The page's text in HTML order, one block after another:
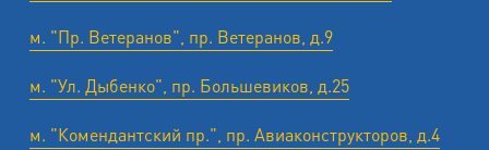
м. "Пр. Ветеранов", пр. Ветеранов, д.9
м. "Ул. Дыбенко", пр. Большевиков, д.25
м. "Комендантский пр.", пр. Авиаконструкторов, д.4